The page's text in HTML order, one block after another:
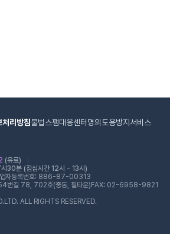
처리방침불법스팸대응센터 명의도용방지서비스
(유료)
30분 (점심시간 12시 - 13시)
자등록번호: 886-87-00313
번길 78, 702호(중동, 필타운) FAX: 02-6958-9821
ALL RIGHTS RESERVED.